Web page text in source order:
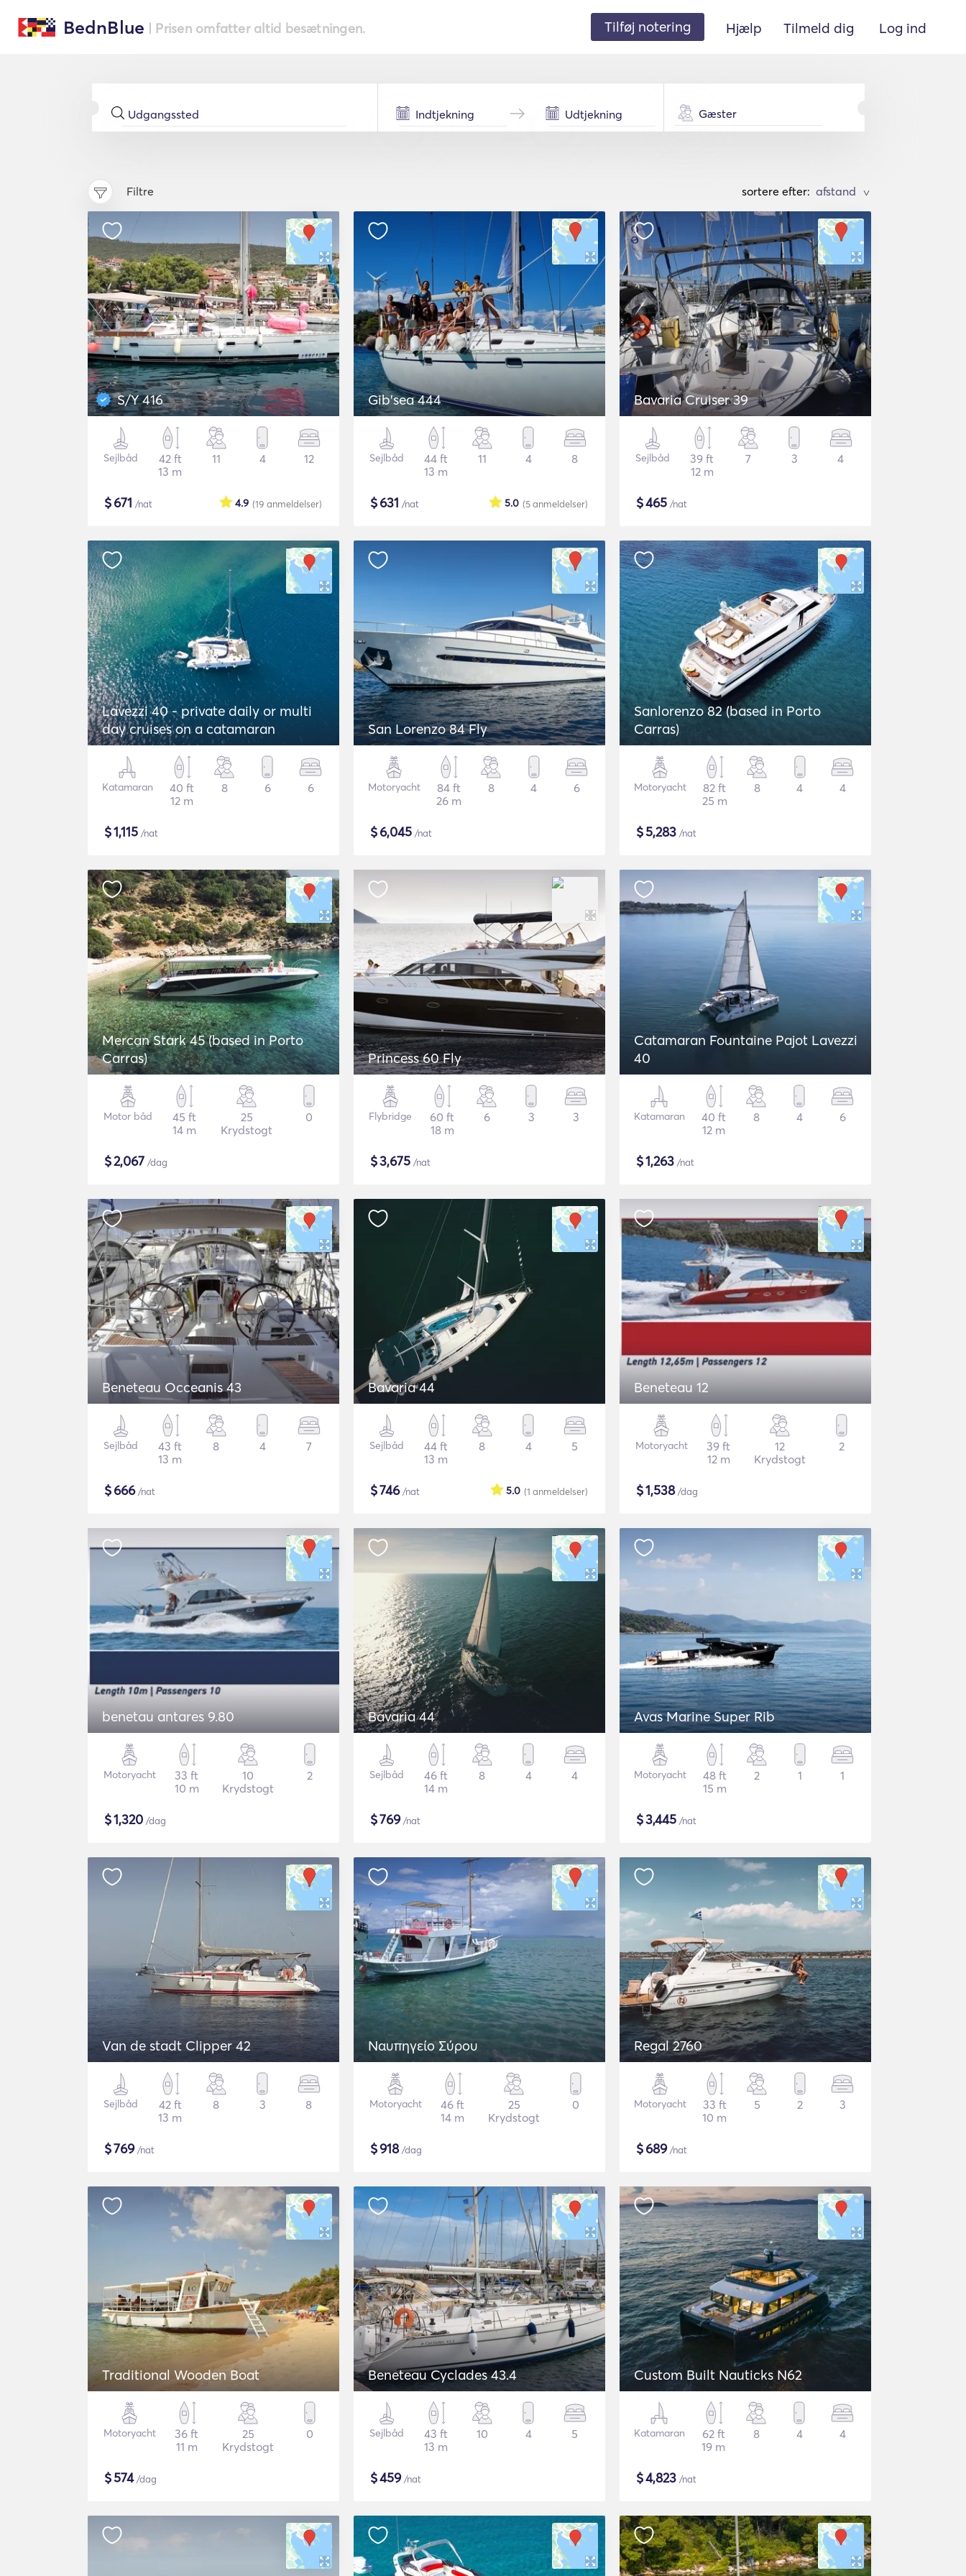
BednBlue | Prisen omfatter altid besætningen. Tilføj notering Hjælp Tilmeld dig Log ind
Gæster
Filtre sortere efter: >
S/Y 416
Sejlbåd
42 ft
13 m
11 4 12
$671 /nat (19 anmeldelser)
4.9
Gib'sea 444
Sejlbåd
44 ft
13 m
11 4 8
$631 /nat (5anmeldelser)
5.0
Bavaria Cruiser 39
Sejlbåd
39 ft
12 m
7 3 4
$465 /nat
Lavezzi 40 - private daily or multi
day cruises on a catamaran
Katamaran
40 ft
12 m
8 6 6
$1,115 /nat
San Lorenzo 84 Fly
Motoryacht
84 ft
26 m
8 4 6
$6,045 /nat
Sanlorenzo 82 (based in Porto
Carras)
Motoryacht
82 ft
25 m
8 4 4
$5,283 /nat
Mercan Stark 45 (based in Porto
Carras)
Motor båd
45 ft
14 m
25
Krydstogt
0
$2,067 /dag
Princess 60 Fly
Flybridge
60 ft
18 m
6 3 3
$3,675 /nat
Catamaran Fountaine Pajot Lavezzi
40
Katamaran
40 ft
12 m
8 4 6
$1,263 /nat
Beneteau Occeanis 43
Sejlbåd
43 ft
13 m
8 4 7
$666/nat
Bavaria 44
Sejlbåd
44 ft
13 m
8 4 5
$746/nat (1 anmeldelser)
5.0
Beneteau 12
Motoryacht
39 ft
12 m
12
Krydstogt
2
$1,538/dag
benetau antares 9.80
Motoryacht
33 ft
10 m
10
Krydstogt
2
$1,320 /dag
Bavaria 44
Sejlbåd
46 ft
14 m
8 4 4
$769/nat
Avas Marine Super Rib
Motoryacht
48 ft
15 m
2 1 1
$3,445 /nat
Van de stadt Clipper 42
Sejlbåd
42 ft
13 m
8 3 8
$769/nat
Ναυπηγείο Σύρου
Motoryacht
46 ft
14 m
25
Krydstogt
0
$918/dag
Regal 2760
Motoryacht
33 ft
10 m
5 2 3
$689/nat
Traditional Wooden Boat
Motoryacht
36 ft
11 m
25
Krydstogt
0
$574/dag
Beneteau Cyclades 43.4
Sejlbåd
43 ft
13 m
10 4 5
$459/nat
Custom Built Nauticks N62
Katamaran
62 ft
19 m
8 4 4
$4,823 /nat